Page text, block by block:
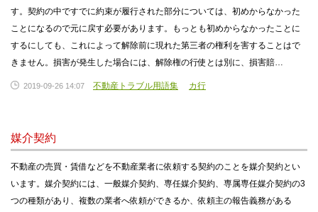
す。契約の中ですでに約束が履行された部分については、初めからなかった
ことになるので元に戻す必要があります。もっとも初めからなかったことに
するにしても、これによって解除前に現れた第三者の権利を害することはで
きません。損害が発生した場合には、解除権の行使とは別に、損害賠…
2019-09-26 14:07 不動産トラブル用語集 カ行
媒介契約
不動産の売買・賃借などを不動産業者に依頼する契約のことを媒介契約とい
います。媒介契約には、一般媒介契約、専任媒介契約、専属専任媒介契約の3
つの種類があり、複数の業者へ依頼ができるか、依頼主の報告義務がある